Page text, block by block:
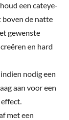
houd een cateye-
boven de natte
gewenste
en hard
nodig een
aan voor een
met een